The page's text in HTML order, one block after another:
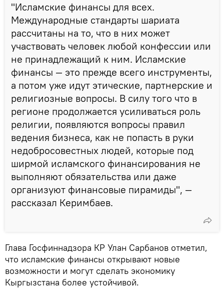
"Исламские финансы для всех.
Международные стандарты шариата
рассчитаны на то, что в них может
участвовать человек любой конфессии или
не принадлежащий к ним. Исламские
финансы — это прежде всего инструменты,
а потом уже идут этические, партнерские и
религиозные вопросы. В силу того что в
регионе продолжается усиливаться роль
религии, появляются вопросы правил
ведения бизнеса, как не попасть в руки
недобросовестных людей, которые под
ширмой исламского финансирования не
выполняют обязательства или даже
организуют финансовые пирамиды", —
рассказал Керимбаев.
Глава Госфиннадзора КР Улан Сарбанов отметил,
что исламские финансы открывают новые
возможности и могут сделать экономику
Кыргызстана более устойчивой.